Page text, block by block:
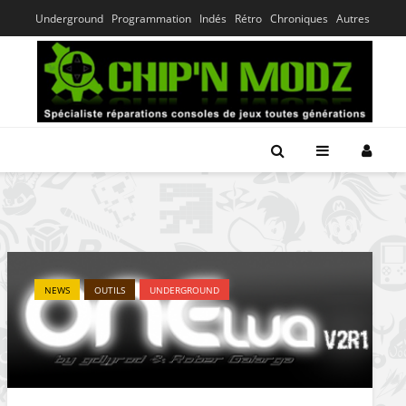
Underground Programmation Indés Rétro Chroniques Autres
NEWS OUTILS UNDERGROUND